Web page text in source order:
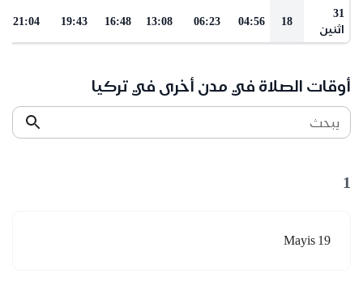
31
اثنين
18
04:56
06:23
13:08
16:48
19:43
21:04
أوقات الصلاة في مدن أخرى في تركيا
يبحث
1
19 Mayis